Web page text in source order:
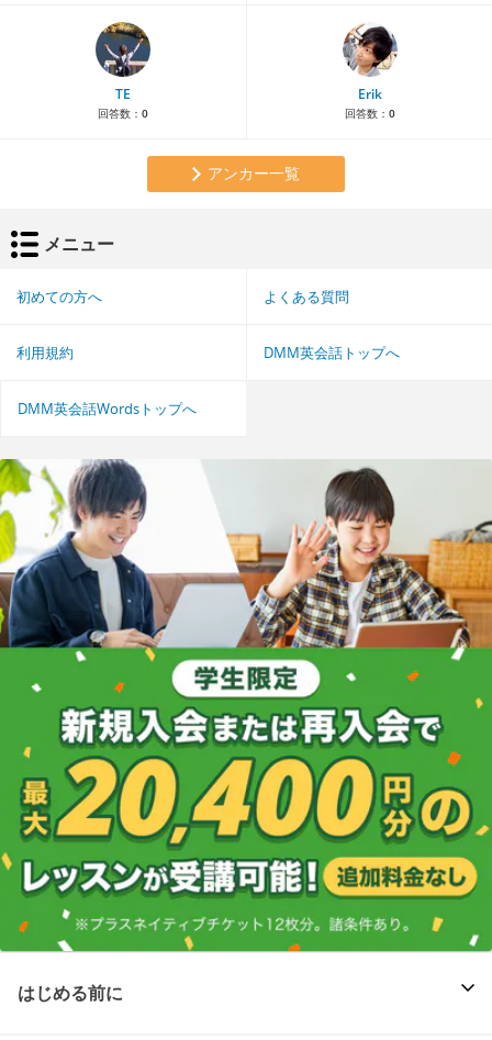
TE
回答数： 0
Erik
回答数： 0
アンカー一覧
メニュー
初めての方へ よくある質問
利用規約 DMM英会話トップへ
DMM英会話Wordsトップへ
はじめる前に